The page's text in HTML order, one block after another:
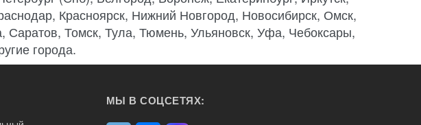
Красноярск, Нижний Новгород, Новосибирск, Омск,
Саратов, Томск, Тула, Тюмень, Ульяновск, Уфа, Чебоксары,
города.
МЫ В СОЦСЕТЯХ: